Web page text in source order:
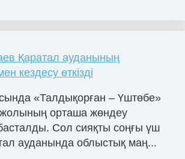
Қаратал ауданының
кездесу өткізді
«Талдықорған – Үштөбе»
орташа жөндеу
Сол сияқты соңғы үш
ауданында облыстық маң...